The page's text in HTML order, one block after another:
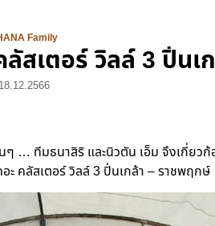
Family
สเตอร์ วิลล์ 3 ปิ่น
18.12.2566
… ทีมธนาสิริ และนิวตัน เอ็ม จึงเกี่ยวก้
ะ คลัสเตอร์ วิลล์ 3 ปิ่นเกล้า – ราชพฤกษ์